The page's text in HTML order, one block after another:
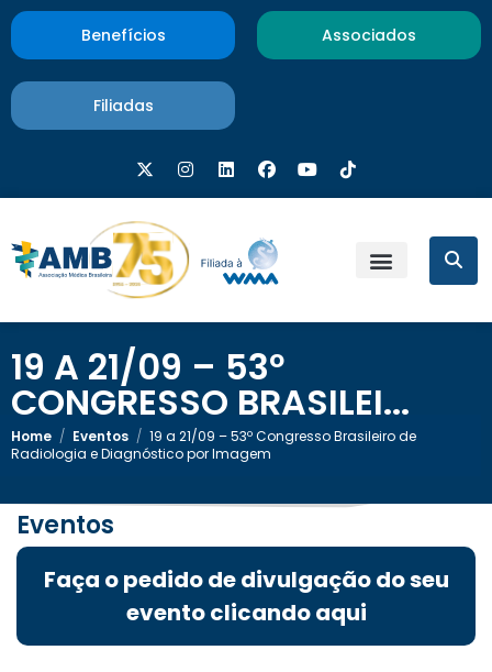
Benefícios Associados
Filiadas
19 A 21/09 – 53º
CONGRESSO BRASILEI...
Home / Eventos / 19 a 21/09 – 53º Congresso Brasileiro de
Radiologia e Diagnóstico por Imagem
Eventos
Faça o pedido de divulgação do seu
evento clicando aqui